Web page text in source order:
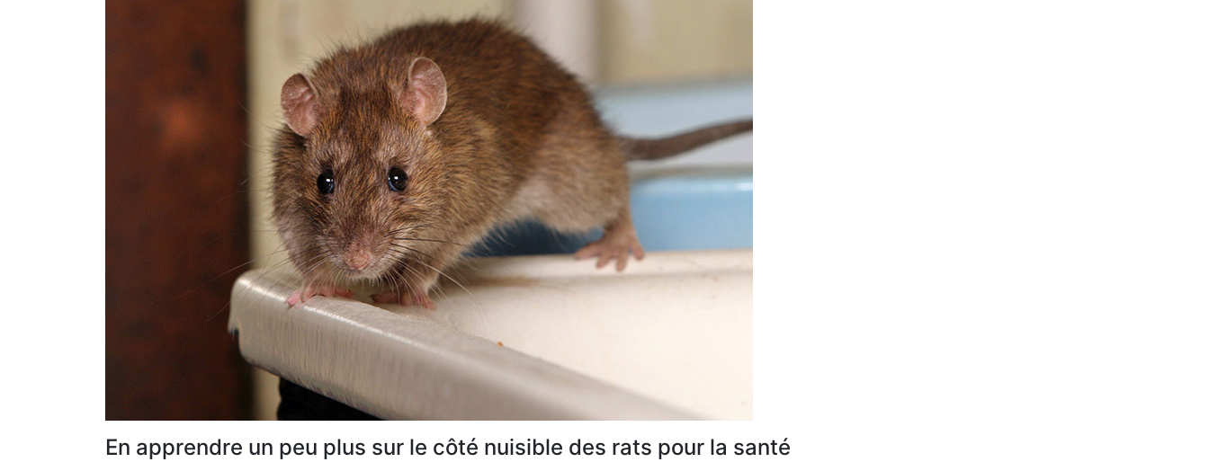
En apprendre un peu plus sur le côté nuisible des rats pour la santé